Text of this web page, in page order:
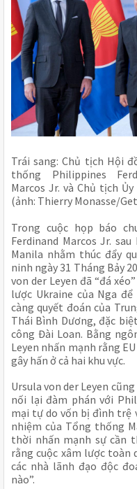
Trái sang: Chủ tịch Hội
thống Philippines
Marcos Jr. và Chủ tịch
(ảnh: Thierry Monasse/
Trong cuộc họp báo
Ferdinand Marcos Jr.
Manila nhằm thúc đẩy
ninh ngày 31 Tháng Bảy
von der Leyen đã “đá
lược Ukraine của Nga
càng quyết đoán của
Thái Bình Dương, đặc
công Đài Loan. Bằng
Leyen nhấn mạnh rằng
gây hấn ở cả hai khu vực.
Ursula von der Leyen
nối lại đàm phán với
mại tự do vốn bị đình trệ
nhiệm của Tổng thống
thời nhấn mạnh sự cần
rằng cuộc xâm lược toàn
các nhà lãnh đạo độc
nào”.